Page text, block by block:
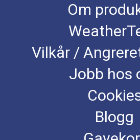
Om
Vilkår /
Jobb hos
Blogg